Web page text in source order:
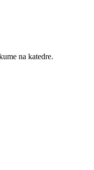
na katedre.